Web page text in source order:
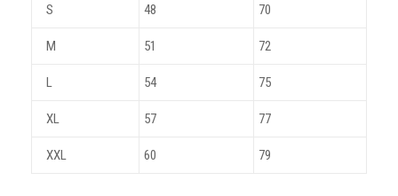
S 48 70
M 51 72
L 54 75
XL 57 77
XXL 60 79